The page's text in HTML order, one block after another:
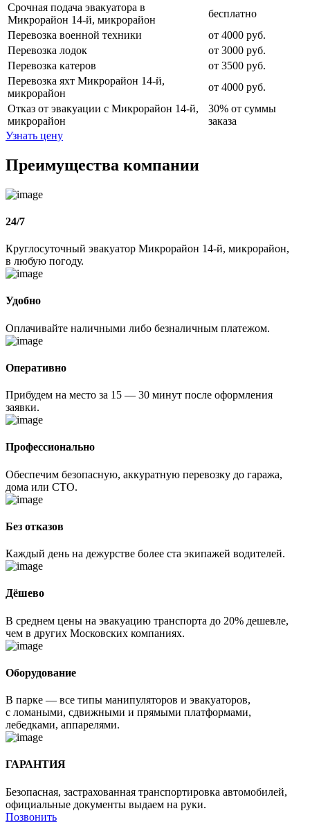
Срочная подача эвакуатора в
Микрорайон 14-й, микрорайон
бесплатно
Перевозка военной техники
от 4000 руб.
Перевозка лодок
от 3000 руб.
Перевозка катеров
от 3500 руб.
Перевозка яхт Микрорайон 14-й,
микрорайон
от 4000 руб.
Отказ от эвакуации с Микрорайон 14-й,
микрорайон
30% от суммы
заказа
Узнать цену
Преимущества компании
24/7
Круглосуточный эвакуатор Микрорайон 14-й, микрорайон,
в любую погоду.
Удобно
Оплачивайте наличными либо безналичным платежом.
Оперативно
Прибудем на место за 15 — 30 минут после оформления
заявки.
Профессионально
Обеспечим безопасную, аккуратную перевозку до гаража,
дома или СТО.
Без отказов
Каждый день на дежурстве более ста экипажей водителей.
Дёшево
В среднем цены на эвакуацию транспорта до 20% дешевле,
чем в других Московских компаниях.
Оборудование
В парке — все типы манипуляторов и эвакуаторов,
с ломаными, сдвижными и прямыми платформами,
лебедками, аппарелями.
ГАРАНТИЯ
Безопасная, застрахованная транспортировка автомобилей,
официальные документы выдаем на руки.
Позвонить